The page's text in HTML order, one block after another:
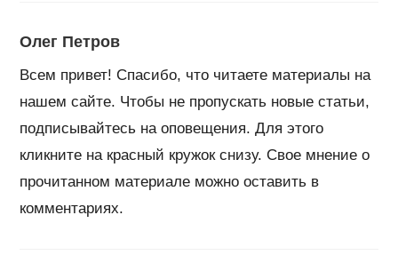
Олег Петров
Всем привет! Спасибо, что читаете материалы на
нашем сайте. Чтобы не пропускать новые статьи,
подписывайтесь на оповещения. Для этого
кликните на красный кружок снизу. Свое мнение о
прочитанном материале можно оставить в
комментариях.